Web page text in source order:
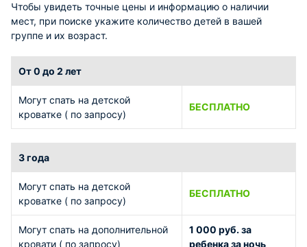
Чтобы увидеть точные цены и информацию о наличии
мест, при поиске укажите количество детей в вашей
группе и их возраст.
От 0 до 2 лет
Могут спать на детской
кроватке ( по запросу)
БЕСПЛАТНО
3 года
Могут спать на детской
кроватке ( по запросу)
БЕСПЛАТНО
Могут спать на дополнительной
кровати ( по запросу)
1 000 руб. за
ребенка за ночь